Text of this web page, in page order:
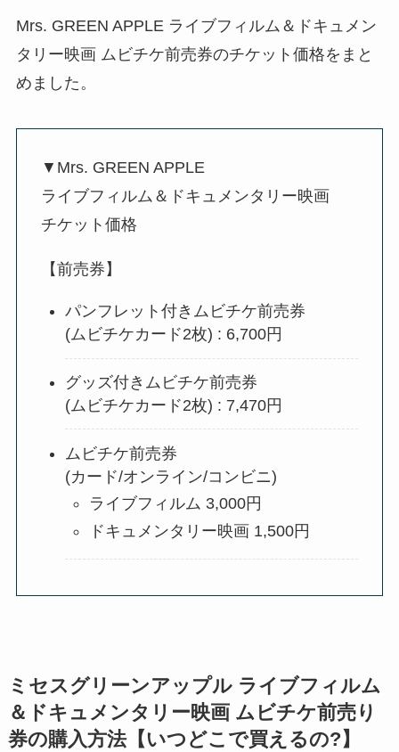
Mrs. GREEN APPLE ライブフィルム＆ドキュメン
タリー映画 ムビチケ前売券のチケット価格をまと
めました。
▼Mrs. GREEN APPLE
ライブフィルム＆ドキュメンタリー映画
チケット価格
【前売券】
パンフレット付きムビチケ前売券
(ムビチケカード2枚) : 6,700円
グッズ付きムビチケ前売券
(ムビチケカード2枚) : 7,470円
ムビチケ前売券
(カード/オンライン/コンビニ)
ライブフィルム 3,000円
ドキュメンタリー映画 1,500円
ミセスグリーンアップル ライブフィルム
＆ドキュメンタリー映画 ムビチケ前売り
券の購入方法【いつどこで買えるの?】